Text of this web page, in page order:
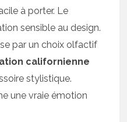
à porter. Le
sensible au design.
par un choix olfactif
californienne
stylistique.
une vraie émotion